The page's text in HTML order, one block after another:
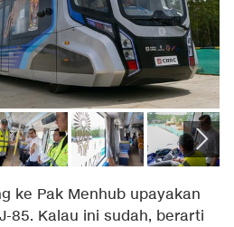
ke Pak Menhub upayakan
85. Kalau ini sudah, berarti